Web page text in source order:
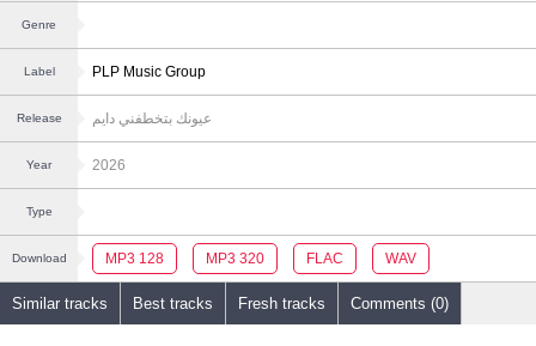
Genre
Label PLP Music Group
Release عيونك بتخطفني دايم
Year 2026
Type
Download MP3 128 MP3 320 FLAC WAV
Similar tracks Best tracks Fresh tracks Comments (0)